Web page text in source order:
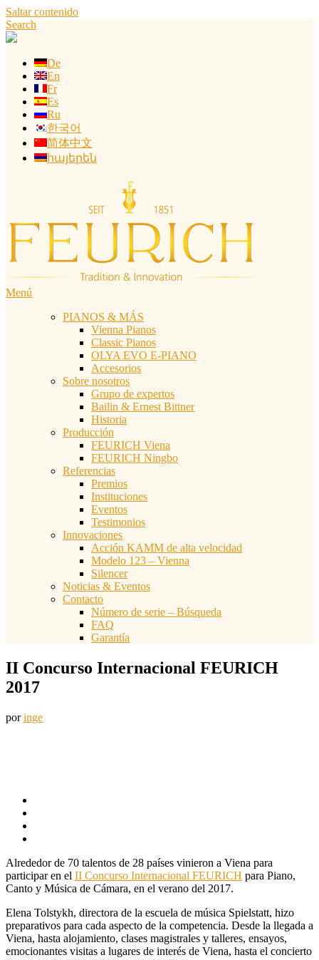
Saltar contenido
Search
De
En
Fr
Es
Ru
한국어
简体中文
հայերեն
Menú
PIANOS & MÁS
Vienna Pianos
Classic Pianos
OLYA EVO E-PIANO
Accesorios
Sobre nosotros
Grupo de expertos
Bailin & Ernest Bittner
Historia
Producción
FEURICH Viena
FEURICH Ningbo
Referencias
Premios
Instituciones
Eventos
Testimonios
Innovaciones
Acción KAMM de alta velocidad
Modelo 123 – Vienna
Silencer
Noticias & Eventos
Contacto
Número de serie – Búsqueda
FAQ
Garantía
II Concurso Internacional FEURICH
2017
poringe
Alrededor de 70 talentos de 28 países vinieron a Viena para
participar en el II Concurso Internacional FEURICH para Piano,
Canto y Música de Cámara, en el verano del 2017.
Elena Tolstykh, directora de la escuela de música Spielstatt, hizo
preparativos para cada aspecto de la competencia. Desde la llegada a
Viena, hasta alojamiento, clases magistrales y talleres, ensayos,
emocionantes visitas a lugares de interés de Viena, hasta el concierto